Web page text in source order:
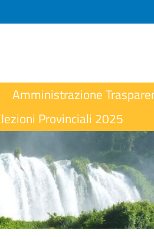
Amministrazione
Provinciali 2025